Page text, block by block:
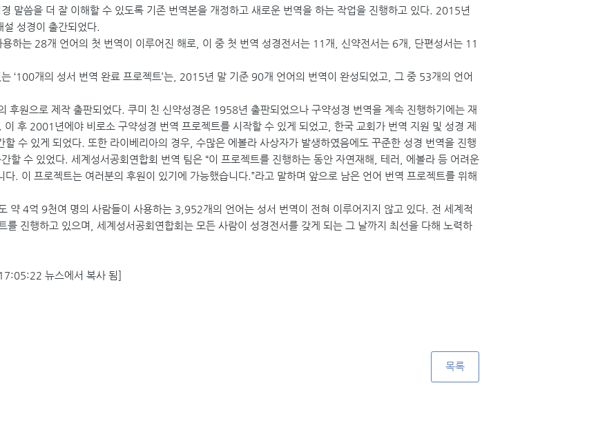
말씀을 더 잘 이해할 수 있도록 기존 번역본을 개정하고 새로운 번역을 하는 작업을 진행하고 있다. 2015년
성경이 출간되었다.
하는 28개 언어의 첫 번역이 이루어진 해로, 이 중 첫 번역 성경전서는 11개, 신약전서는 6개, 단편성서는 11
‘100개의 성서 번역 완료 프로젝트’는, 2015년 말 기준 90개 언어의 번역이 완성되었고, 그 중 53개의 언어
후원으로 제작 출판되었다. 쿠미 친 신약성경은 1958년 출판되었으나 구약성경 번역을 계속 진행하기에는 재
후 2001년에야 비로소 구약성경 번역 프로젝트를 시작할 수 있게 되었고, 한국 교회가 번역 지원 및 성경 제
수 있게 되었다. 또한 라이베리아의 경우, 수많은 에볼라 사상자가 발생하였음에도 꾸준한 성경 번역을 진행
할 수 있었다. 세계성서공회연합회 번역 팀은 “이 프로젝트를 진행하는 동안 자연재해, 테러, 에볼라 등 어려운
. 이 프로젝트는 여러분의 후원이 있기에 가능했습니다.”라고 말하며 앞으로 남은 언어 번역 프로젝트를 위해
약 4억 9천여 명의 사람들이 사용하는 3,952개의 언어는 성서 번역이 전혀 이루어지지 않고 있다. 전 세계적
를 진행하고 있으며, 세계성서공회연합회는 모든 사람이 성경전서를 갖게 되는 그 날까지 최선을 다해 노력하
뉴스에서 복사 됨]
목록